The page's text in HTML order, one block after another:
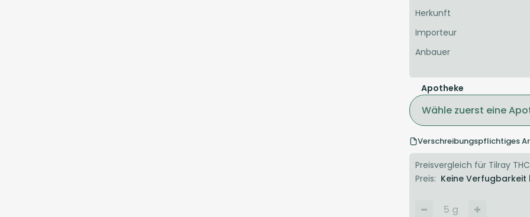
Herkunft
Importeur
Anbauer
Apotheke
Wähle zuerst eine
Verschreibungspflichtiges
Preisvergleich für Tilray
Preis: Keine
5 g